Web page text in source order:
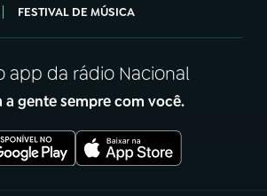
FESTIVAL DE MÚSICA
app da rádio Nacional
a gente sempre com você.